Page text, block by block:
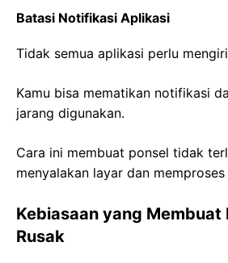
Batasi Notifikasi Aplikasi
Tidak semua aplikasi perlu
Kamu bisa mematikan notifikasi
jarang digunakan.
Cara ini membuat ponsel tidak
menyalakan layar dan memproses
Kebiasaan yang Membuat
Rusak